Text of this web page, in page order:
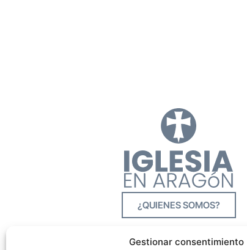
Gestionar consentimiento
¿QUIENES SOMOS?